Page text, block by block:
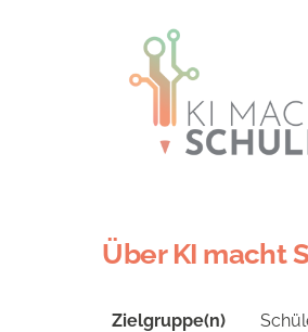
Über KI macht
Zielgruppe(n)